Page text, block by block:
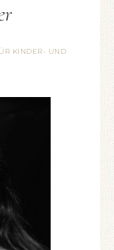
KINDER- UND